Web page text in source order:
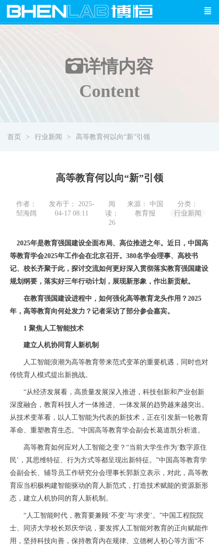
详情内容
Content
首页 行业新闻 高等教育何以向“新”引领
高等教育何以向“新”引领
作者：
邹海阔
发布于： 2025-
04-17 08:11
阅
读：
26
来源： 中国
教育报
分类：
行业新闻
2025年是教育强国建设全面布局、高位推进之年。近日，中国高
等教育学会2025年工作会在北京召开。380名学会理事、高校书
记、校长齐聚于此，探讨交流如何更好深入贯彻落实教育强国建设
规划纲要，落实好三年行动计划，展现新形象，作出新贡献。
在教育强国建设进程中，如何强化高等教育龙头作用？2025
年，高等教育向何处发力？记者采访了部分参会嘉宾。
1 聚焦人工智能技术
建立人机协同育人新机制
人工智能浪潮为高等教育带来范式变革的重要机遇，同时也对
传统育人模式提出新挑战。
“从经济发展看，高质量发展深入推进，科技创新和产业创新
深度融合，教育科技人才一体推进、一体发展的趋势越来越突出。
从技术变革看，以人工智能为代表的新技术，正在引发新一轮教育
革命、重塑教育生态。”中国高等教育学会副会长葛道凯分析道。
高等教育如何应对人工智能之变？“当前大学生作为‘数字原住
民’，其思维特征、行为方式等都呈现出新特征。”中国高等教育学
会副会长、辅导员工作研究分会理事长郭新立表示，对此，高等教
育应当积极构建智能驱动的育人新范式，打造技术赋能的资源新形
态，建立人机协同的育人新机制。
“人工智能时代，教育要兼顾‘不变’与‘求变’。”中国工程院院
士、同济大学校长郑庆华说，要发挥人工智能对教育的正向赋能作
用，坚持科技向善，保持教育内在规律、立德树人初心等方面“不